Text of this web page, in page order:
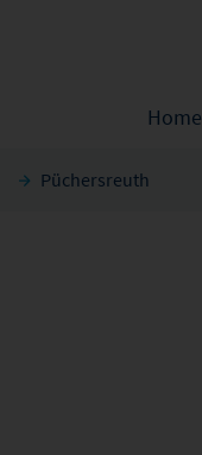
Home
Püchersreuth